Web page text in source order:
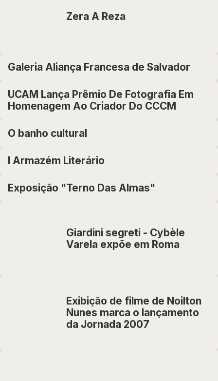
Zera A Reza
Galeria Aliança Francesa de Salvador
UCAM Lança Prêmio De Fotografia Em
Homenagem Ao Criador Do CCCM
O banho cultural
I Armazém Literário
Exposição "Terno Das Almas"
Giardini segreti - Cybèle
Varela expõe em Roma
Exibição de filme de Noilton
Nunes marca o lançamento
da Jornada 2007